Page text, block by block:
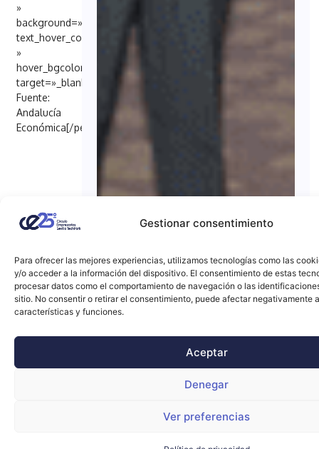
Gestionar consentimiento
Para ofrecer las mejores experiencias, utilizamos tecnologías como las
y/o acceder a la información del dispositivo. El consentimiento de estas
procesar datos como el comportamiento de navegación o las
sitio. No consentir o retirar el consentimiento, puede afectar negativamente
características y funciones.
Aceptar
Denegar
Ver preferencias
»
background=»#6EB48C»
text_hover_color=»#FFFFFF
»
hover_bgcolor=»#000098″
target=»_blank»]
Fuente:
Andalucía
Económica[/penci_button]